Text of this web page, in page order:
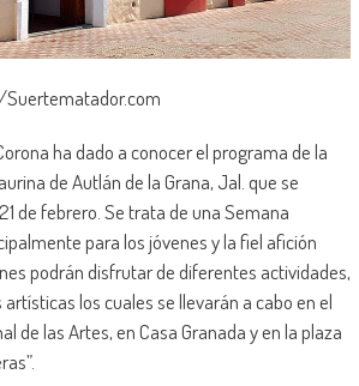
ha dado a conocer el programa de la
de Autlán de la Grana, Jal. que se
de febrero. Se trata de una Semana
para los jóvenes y la fiel afición
podrán disfrutar de diferentes actividades,
los cuales se llevarán a cabo en el
de las Artes, en Casa Granada y en la plaza